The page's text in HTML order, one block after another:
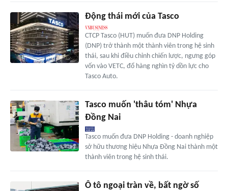
Động thái mới của Tasco
CTCP Tasco (HUT) muốn đưa DNP Holding
(DNP) trở thành một thành viên trong hệ sinh
thái, sau khi điều chỉnh chiến lược, ngưng góp
vốn vào VETC, đổ hàng nghìn tỷ dồn lực cho
Tasco Auto.
Tasco muốn 'thâu tóm' Nhựa
Đồng Nai
Tasco muốn đưa DNP Holding - doanh nghiệp
sở hữu thương hiệu Nhựa Đồng Nai thành một
thành viên trong hệ sinh thái.
Ô tô ngoại tràn về, bất ngờ số